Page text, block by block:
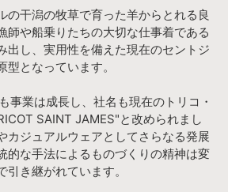
の干潟の牧草で育った羊からとれる良
師や船乗りたちの大切な仕事着である
出し、実用性を備えた現在のセントジ
となっています。
事業は成長し、社名も現在のトリコ・
SAINT JAMES"と改められまし
カジュアルウェアとしてさらなる発展
的な手法によるものづくりの精神は変
き継がれています。